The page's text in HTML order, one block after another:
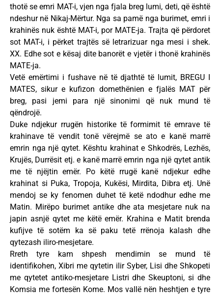
thotë se emri MAT-i, vjen nga fjala breg lumi, deti, që është
ndeshur në Nikaj-Mërtur. Nga sa pamë nga burimet, emri i
krahinës nuk është MAT-i, por MATE-ja. Trajta që përdoret
sot MAT-i, i përket trajtës së letrarizuar nga mesi i shek.
XX. Edhe sot e kësaj dite banorët e vjetër i thonë krahinës
MATE-ja.
Vetë emërtimi i fushave në të djathtë të lumit, BREGU I
MATES, sikur e kufizon domethënien e fjalës MAT për
breg, pasi jemi para një sinonimi që nuk mund të
qëndrojë.
Duke ndjekur rrugën historike të formimit të emrave të
krahinave të vendit tonë vërejmë se ato e kanë marrë
emrin nga një qytet. Kështu krahinat e Shkodrës, Lezhës,
Krujës, Durrësit etj. e kanë marrë emrin nga një qytet antik
me të njëjtin emër. Po këtë rrugë kanë ndjekur edhe
krahinat si Puka, Tropoja, Kukësi, Mirdita, Dibra etj. Unë
mendoj se ky fenomen duhet të ketë ndodhur edhe me
Matin. Mirëpo burimet antike dhe ata mesjetare nuk na
japin asnjë qytet me këtë emër. Krahina e Matit brenda
kufijve të sotëm ka së paku tetë rrënoja kalash dhe
qytezash iliro-mesjetare.
Rreth tyre kam shpesh mendimin se mund të
identifikohen, Xibri me qytetin ilir Syber, Lisi dhe Shkopeti
me qytetet antiko-mesjetare Listri dhe Skeuptoni, si dhe
Komsia me fortesën Kome. Mos vallë nën heshtjen e tyre